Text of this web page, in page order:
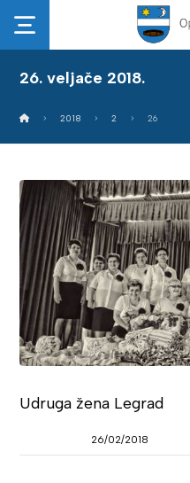
26. veljače 2018.
2018 2 26
Udruga žena Legrad
26/02/2018